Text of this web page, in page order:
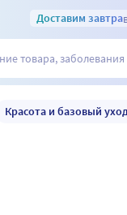
Доставим завтра
Красота и базовый уход